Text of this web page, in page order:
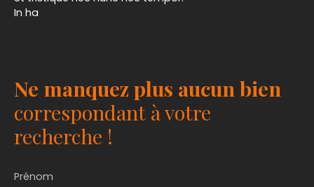
In ha
Ne manquez plus aucun bien
correspondant à votre
recherche !
Prénom